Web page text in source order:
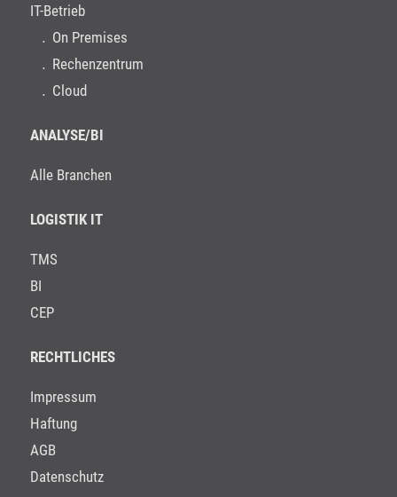
IT-Betrieb
On Premises
Rechenzentrum
Cloud
ANALYSE/BI
Alle Branchen
LOGISTIK IT
TMS
BI
CEP
RECHTLICHES
Impressum
Haftung
AGB
Datenschutz